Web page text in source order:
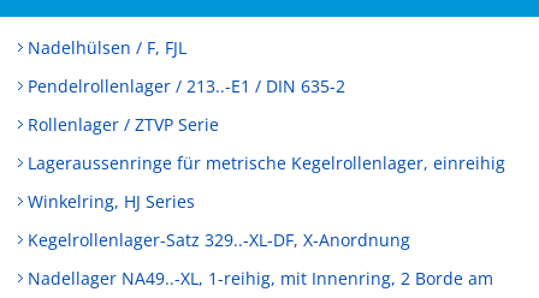
Nadelhülsen / F, FJL
Pendelrollenlager / 213..-E1 / DIN 635-2
Rollenlager / ZTVP Serie
Lageraussenringe für metrische Kegelrollenlager, einreihig
Winkelring, HJ Series
Kegelrollenlager-Satz 329..-XL-DF, X-Anordnung
Nadellager NA49..-XL, 1-reihig, mit Innenring, 2 Borde am